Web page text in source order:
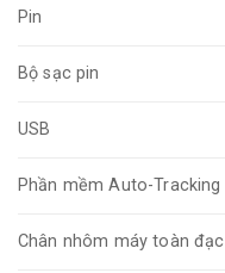
Pin
Bộ sạc pin
USB
Phần mềm Auto-Tracking
Chân nhôm máy toàn đạc